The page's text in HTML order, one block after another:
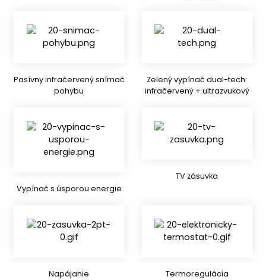
Pasívny infračervený snímač
pohybu
Zelený vypínač dual-tech:
infračervený + ultrazvukový
Vypínač s úsporou energie
TV zásuvka
Napájanie Termoregulácia